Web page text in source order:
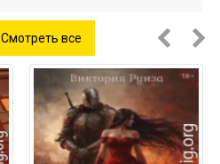
Смотреть все